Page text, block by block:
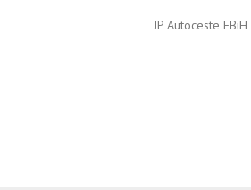
JP Autoceste FBiH